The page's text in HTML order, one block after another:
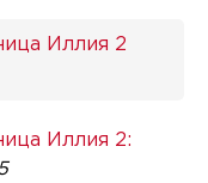
Иллия 2
Иллия 2: